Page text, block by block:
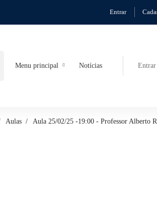
Entrar
Menu principal Notícias Entrar
Aulas Aula 25/02/25 -19:00 - Professor Alberto